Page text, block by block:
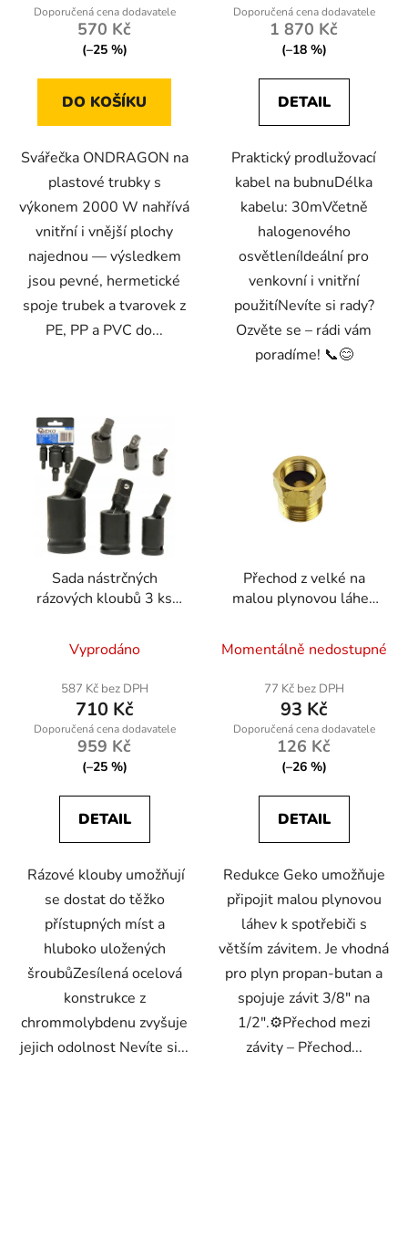
570 Kč
(–25 %)
DO KOŠÍKU
Svářečka ONDRAGON na
plastové trubky s
výkonem 2000 W nahřívá
vnitřní i vnější plochy
najednou — výsledkem
jsou pevné, hermetické
spoje trubek a tvarovek z
PE, PP a PVC do...
1 870 Kč
(–18 %)
DETAIL
Praktický prodlužovací
kabel na bubnuDélka
kabelu: 30mVčetně
halogenového
osvětleníIdeální pro
venkovní i vnitřní
použitíNevíte si rady?
Ozvěte se – rádi vám
poradíme! 📞😊
Sada nástrčných
rázových kloubů 3 ks
Vyprodáno
587 Kč bez DPH
710 Kč
959 Kč
(–25 %)
DETAIL
Rázové klouby umožňují
se dostat do těžko
přístupných míst a
hluboko uložených
šroubůZesílená ocelová
konstrukce z
chrommolybdenu zvyšuje
jejich odolnost Nevíte si...
Přechod z velké na
malou plynovou láhev
propan-butan
Momentálně nedostupné
77 Kč bez DPH
93 Kč
126 Kč
(–26 %)
DETAIL
Redukce Geko umožňuje
připojit malou plynovou
láhev k spotřebiči s
větším závitem. Je vhodná
pro plyn propan-butan a
spojuje závit 3/8" na
1/2".⚙️Přechod mezi
závity – Přechod...